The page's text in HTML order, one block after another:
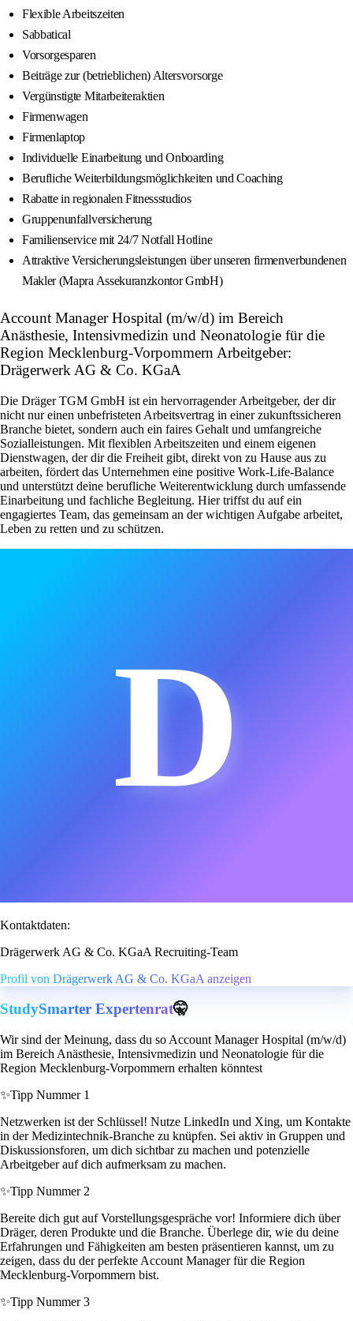
Flexible Arbeitszeiten
Sabbatical
Vorsorgesparen
Beiträge zur (betrieblichen) Altersvorsorge
Vergünstigte Mitarbeiteraktien
Firmenwagen
Firmenlaptop
Individuelle Einarbeitung und Onboarding
Berufliche Weiterbildungsmöglichkeiten und Coaching
Rabatte in regionalen Fitnessstudios
Gruppenunfallversicherung
Familienservice mit 24/7 Notfall Hotline
Attraktive Versicherungsleistungen über unseren firmenverbundenen
Makler (Mapra Assekuranzkontor GmbH)
Account Manager Hospital (m/w/d) im Bereich
Anästhesie, Intensivmedizin und Neonatologie für die
Region Mecklenburg-Vorpommern Arbeitgeber:
Drägerwerk AG & Co. KGaA
Die Dräger TGM GmbH ist ein hervorragender Arbeitgeber, der dir
nicht nur einen unbefristeten Arbeitsvertrag in einer zukunftssicheren
Branche bietet, sondern auch ein faires Gehalt und umfangreiche
Sozialleistungen. Mit flexiblen Arbeitszeiten und einem eigenen
Dienstwagen, der dir die Freiheit gibt, direkt von zu Hause aus zu
arbeiten, fördert das Unternehmen eine positive Work-Life-Balance
und unterstützt deine berufliche Weiterentwicklung durch umfassende
Einarbeitung und fachliche Begleitung. Hier triffst du auf ein
engagiertes Team, das gemeinsam an der wichtigen Aufgabe arbeitet,
Leben zu retten und zu schützen.
D
Kontaktdaten:
Drägerwerk AG & Co. KGaA Recruiting-Team
Profil von Drägerwerk AG & Co. KGaA anzeigen
StudySmarter Expertenrat🤫
Wir sind der Meinung, dass du so Account Manager Hospital (m/w/d)
im Bereich Anästhesie, Intensivmedizin und Neonatologie für die
Region Mecklenburg-Vorpommern erhalten könntest
✨Tipp Nummer 1
Netzwerken ist der Schlüssel! Nutze LinkedIn und Xing, um Kontakte
in der Medizintechnik-Branche zu knüpfen. Sei aktiv in Gruppen und
Diskussionsforen, um dich sichtbar zu machen und potenzielle
Arbeitgeber auf dich aufmerksam zu machen.
✨Tipp Nummer 2
Bereite dich gut auf Vorstellungsgespräche vor! Informiere dich über
Dräger, deren Produkte und die Branche. Überlege dir, wie du deine
Erfahrungen und Fähigkeiten am besten präsentieren kannst, um zu
zeigen, dass du der perfekte Account Manager für die Region
Mecklenburg-Vorpommern bist.
✨Tipp Nummer 3